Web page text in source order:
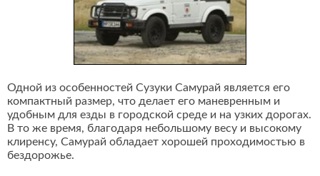
Одной из особенностей Сузуки Самурай является его
компактный размер, что делает его маневренным и
удобным для езды в городской среде и на узких дорогах.
В то же время, благодаря небольшому весу и высокому
клиренсу, Самурай обладает хорошей проходимостью в
бездорожье.